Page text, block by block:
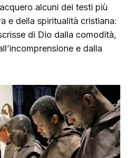
alcuni dei testi più
e della spiritualità cristiana:
di Dio dalla comodità,
e dalla